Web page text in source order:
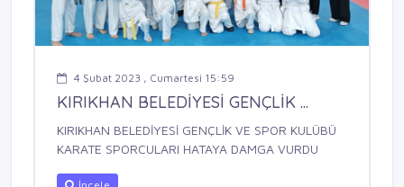
4 Şubat 2023 , Cumartesi 15:59
KIRIKHAN BELEDİYESİ GENÇLİK ...
KIRIKHAN BELEDİYESİ GENÇLİK VE SPOR KULÜBÜ
KARATE SPORCULARI HATAYA DAMGA VURDU